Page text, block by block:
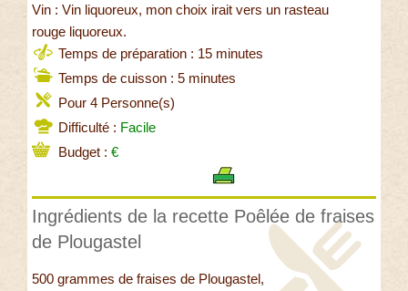
Vin : Vin liquoreux, mon choix irait vers un rasteau
rouge liquoreux.
Temps de préparation : 15 minutes
Temps de cuisson : 5 minutes
Pour 4 Personne(s)
Difficulté : Facile
Budget : €
Ingrédients de la recette Poêlée de fraises
de Plougastel
500 grammes de fraises de Plougastel,